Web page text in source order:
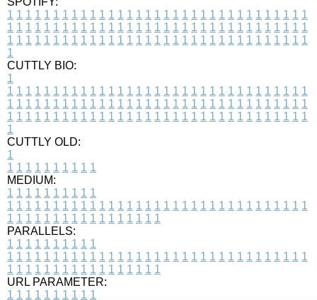
1 1 1 1 1 1 1 1 1 1 1 1 1 1 1 1 1 1 1 1 1 1 1 1 1 1 1 1 1 1 1 1 1
1 1 1 1 1 1 1 1 1 1 1 1 1 1 1 1 1 1 1 1 1 1 1 1 1 1 1 1 1 1 1 1 1
1 1 1 1 1 1 1 1 1 1 1 1 1 1 1 1 1 1 1 1 1 1 1 1 1 1 1 1 1 1 1 1 1
1
CUTTLY BIO:
1
1 1 1 1 1 1 1 1 1 1 1 1 1 1 1 1 1 1 1 1 1 1 1 1 1 1 1 1 1 1 1 1 1
1 1 1 1 1 1 1 1 1 1 1 1 1 1 1 1 1 1 1 1 1 1 1 1 1 1 1 1 1 1 1 1 1
1 1 1 1 1 1 1 1 1 1 1 1 1 1 1 1 1 1 1 1 1 1 1 1 1 1 1 1 1 1 1 1 1
1
CUTTLY OLD:
1
1 1 1 1 1 1 1 1 1 1
MEDIUM:
1 1 1 1 1 1 1 1 1 1
1 1 1 1 1 1 1 1 1 1 1 1 1 1 1 1 1 1 1 1 1 1 1 1 1 1 1 1 1 1 1 1 1
1 1 1 1 1 1 1 1 1 1 1 1 1 1 1 1 1
PARALLELS:
1 1 1 1 1 1 1 1 1 1
1 1 1 1 1 1 1 1 1 1 1 1 1 1 1 1 1 1 1 1 1 1 1 1 1 1 1 1 1 1 1 1 1
1 1 1 1 1 1 1 1 1 1 1 1 1 1 1 1 1
URL PARAMETER:
1 1 1 1 1 1 1 1 1 1